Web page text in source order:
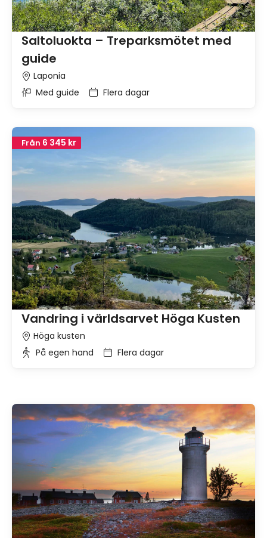
Saltoluokta – Treparksmötet med
guide
Laponia
Med guide
Flera dagar
Vandring i världsarvet Höga Kusten
Höga kusten
På egen hand
Flera dagar
Från 6 345 kr